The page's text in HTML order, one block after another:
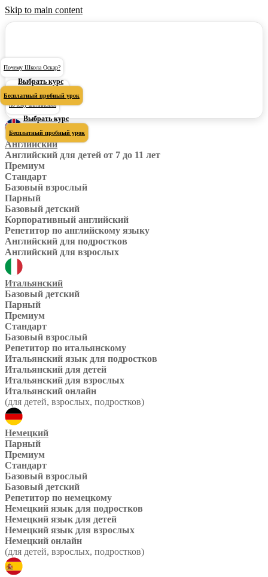
Skip to main content
почему английский
Выбрать курс
Бесплатный пробный урок
Английский
Английский для детей от 7 до 11 лет
Премиум
Стандарт
Базовый взрослый
Парный
Базовый детский
Корпоративный английский
Репетитор по английскому языку
Английский для подростков
Английский для взрослых
Итальянский
Базовый детский
Парный
Премиум
Стандарт
Базовый взрослый
Репетитор по итальянскому
Итальянский язык для подростков
Итальянский для детей
Итальянский для взрослых
Итальянский онлайн
(для детей, взрослых, подростков)
Немецкий
Парный
Премиум
Стандарт
Базовый взрослый
Базовый детский
Репетитор по немецкому
Немецкий язык для подростков
Немецкий язык для детей
Немецкий язык для взрослых
Немецкий онлайн
(для детей, взрослых, подростков)
Почему Школа Оскар?
Выбрать курс
Бесплатный пробный урок